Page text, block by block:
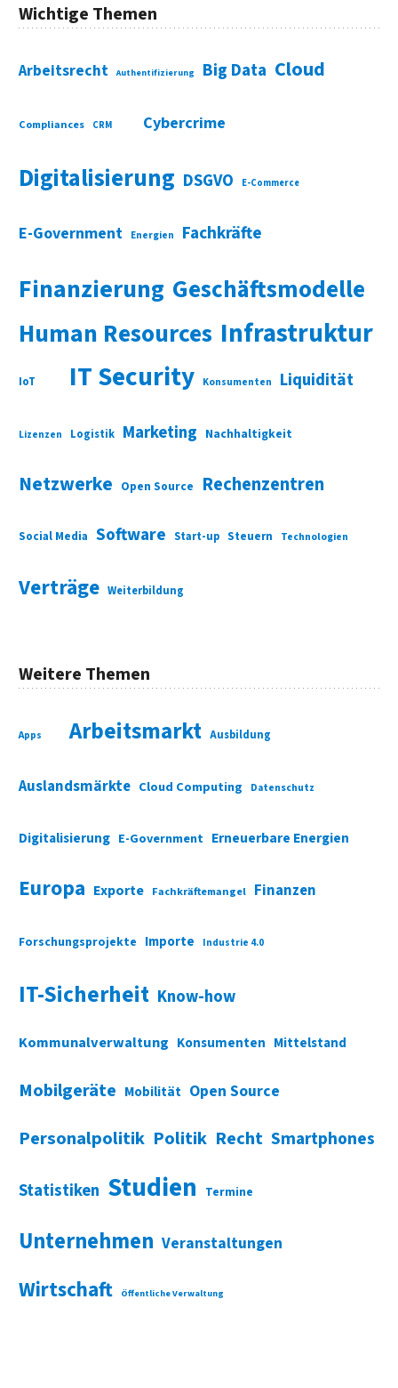
Wichtige Themen
Arbeitsrecht Authentifizierung Big Data Cloud
Compliances CRM Cybercrime
Digitalisierung DSGVO E-Commerce
E-Government Energien Fachkräfte
Finanzierung Geschäftsmodelle
Human Resources Infrastruktur
IoT IT Security Konsumenten Liquidität
Lizenzen Logistik Marketing Nachhaltigkeit
Netzwerke Open Source Rechenzentren
Social Media Software Start-up Steuern Technologien
Verträge Weiterbildung
Weitere Themen
Apps Arbeitsmarkt Ausbildung
Auslandsmärkte Cloud Computing Datenschutz
Digitalisierung E-Government Erneuerbare Energien
Europa Exporte Fachkräftemangel Finanzen
Forschungsprojekte Importe Industrie 4.0
IT-Sicherheit Know-how
Kommunalverwaltung Konsumenten Mittelstand
Mobilgeräte Mobilität Open Source
Personalpolitik Politik Recht Smartphones
Statistiken Studien Termine
Unternehmen Veranstaltungen
Wirtschaft Öffentliche Verwaltung